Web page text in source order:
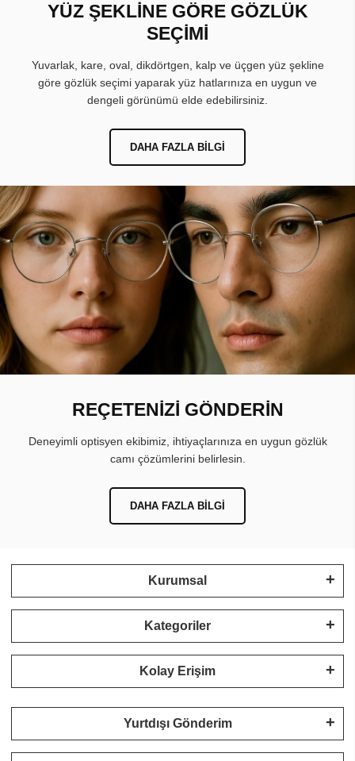
YÜZ ŞEKLİNE GÖRE GÖZLÜK
SEÇİMİ
Yuvarlak, kare, oval, dikdörtgen, kalp ve üçgen yüz şekline
göre gözlük seçimi yaparak yüz hatlarınıza en uygun ve
dengeli görünümü elde edebilirsiniz.
DAHA FAZLA BILGI
REÇETENİZİ GÖNDERİN
Deneyimli optisyen ekibimiz, ihtiyaçlarınıza en uygun gözlük
camı çözümlerini belirlesin.
DAHA FAZLA BILGI
Kurumsal
Kategoriler
Kolay Erişim
Yurtdışı Gönderim